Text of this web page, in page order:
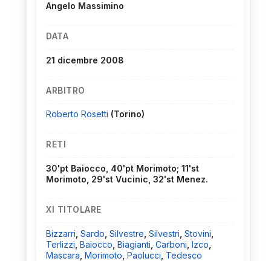
Angelo Massimino
DATA
21 dicembre 2008
ARBITRO
Roberto Rosetti (Torino)
RETI
30'pt Baiocco, 40'pt Morimoto; 11'st
Morimoto, 29'st Vucinic, 32'st Menez.
XI TITOLARE
Bizzarri Sardo Silvestre Silvestri Stovini
Terlizzi Baiocco Biagianti Carboni Izco
Mascara Morimoto Paolucci Tedesco